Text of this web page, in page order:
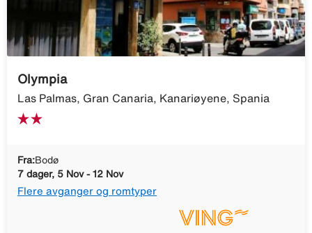
Olympia
Las Palmas, Gran Canaria, Kanariøyene, Spania
Fra:Bodø
7 dager, 5 Nov - 12 Nov
Flere avganger og romtyper